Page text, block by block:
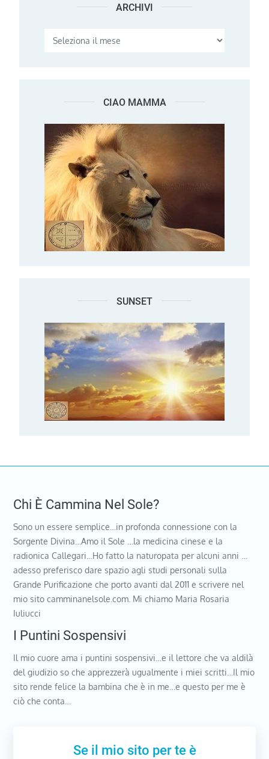
ARCHIVI Archivi
CIAO MAMMA
SUNSET
Chi È Cammina Nel Sole?
Sono un essere semplice…in profonda connessione con la
Sorgente Divina…Amo il Sole …la medicina cinese e la
radionica Callegari…Ho fatto la naturopata per alcuni anni …
adesso preferisco dare spazio agli studi personali sulla
Grande Purificazione che porto avanti dal 2011 e scrivere nel
mio sito camminanelsole.com. Mi chiamo Maria Rosaria
Iuliucci
I Puntini Sospensivi
Il mio cuore ama i puntini sospensivi…e il lettore che va aldilà
del giudizio so che apprezzerà ugualmente i miei scritti…Il mio
sito rende felice la bambina che è in me…e questo per me è
ciò che conta…
Se il mio sito per te è